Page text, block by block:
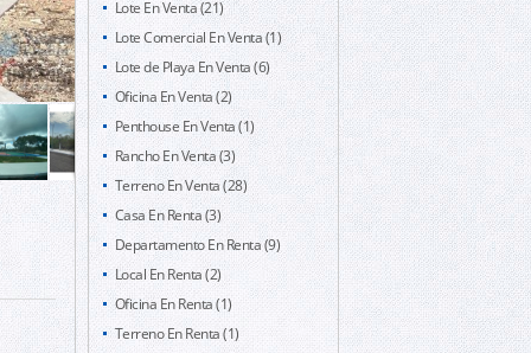
Lote En Venta (21)
Lote Comercial En Venta (1)
Lote de Playa En Venta (6)
Oficina En Venta (2)
Penthouse En Venta (1)
Rancho En Venta (3)
Terreno En Venta (28)
Casa En Renta (3)
Departamento En Renta (9)
Local En Renta (2)
Oficina En Renta (1)
Terreno En Renta (1)